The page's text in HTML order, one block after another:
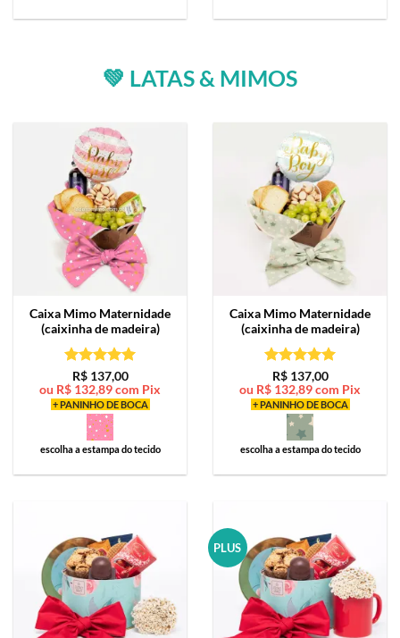
💚 LATAS & MIMOS
Caixa Mimo Maternidade
(caixinha de madeira)
Avaliação5
de 5
R$137,00
ou R$ 132,89com Pix
+ PANINHO DE BOCA
escolha a estampa do tecido
Caixa Mimo Maternidade
(caixinha de madeira)
Avaliação5
de 5
R$137,00
ou R$ 132,89com Pix
+ PANINHO DE BOCA
escolha a estampa do tecido
PLUS